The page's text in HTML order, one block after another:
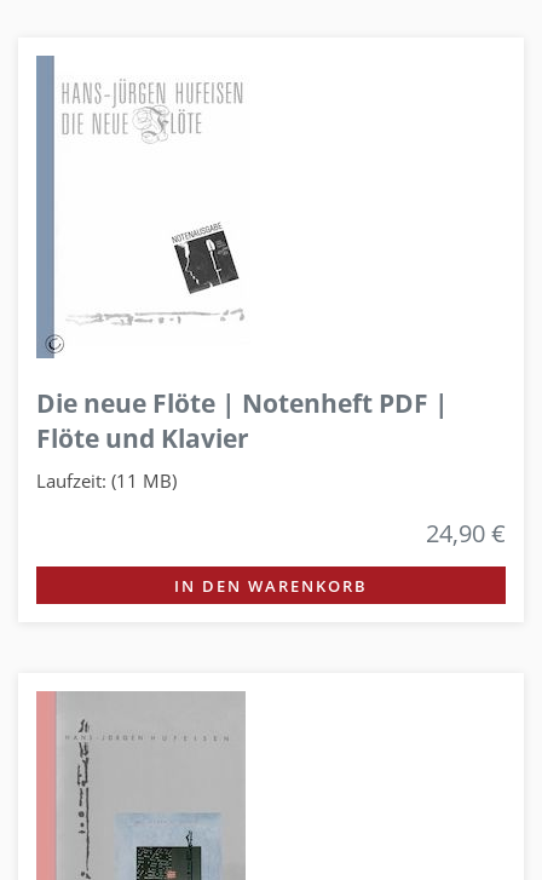
Die neue Flöte | Notenheft PDF |
Flöte und Klavier
Laufzeit: (11 MB)
24,90 €
IN DEN WARENKORB